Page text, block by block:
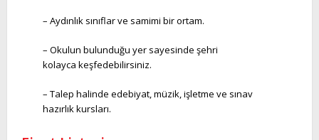
– Aydınlık sınıflar ve samimi birortam.
– Okulun bulunduğu yer sayesinde şehri
kolayca keşfedebilirsiniz.
– Talep halinde edebiyat, müzik, işletme ve sınav
hazırlık kursları.